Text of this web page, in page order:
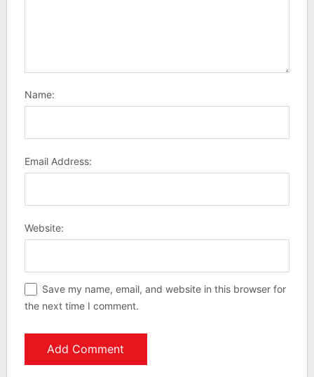
Name:
Email Address:
Website:
Save my name, email, and website in this browser for
the next time I comment.